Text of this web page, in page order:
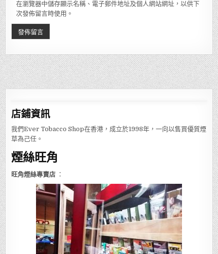
在瀏覽器中儲存顯示名稱、電子郵件地址及個人網站網址，以供下
次發佈留言時使用。
店鋪資訊
我們Ever Tobacco Shop在香港，成立於1998年，一向以售買優質煙
草為己任。
煙絲旺角
旺角煙絲專賣店 ：